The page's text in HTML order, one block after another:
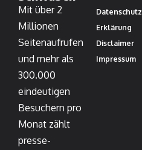
Mit über 2
Millionen
Seitenaufrufen
und mehr als
300.000
eindeutigen
Besuchern pro
Monat zählt
presse-
Datenschutz
Erklärung
Disclaimer
Impressum